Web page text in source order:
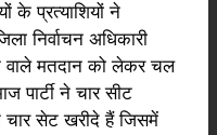
के प्रत्याशियों ने
निर्वाचन अधिकारी
वाले मतदान को लेकर चल
पार्टी ने चार सीट
चार सेट खरीदे हैं जिसमें